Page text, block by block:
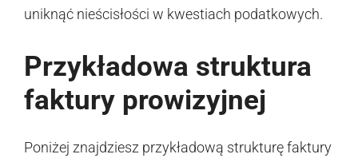
uniknąć nieścisłości w kwestiach podatkowych.
Przykładowa struktura
faktury prowizyjnej
Poniżej znajdziesz przykładową strukturę faktury